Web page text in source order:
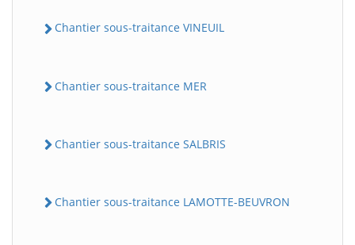
Chantier sous-traitance VINEUIL
Chantier sous-traitance MER
Chantier sous-traitance SALBRIS
Chantier sous-traitance LAMOTTE-BEUVRON